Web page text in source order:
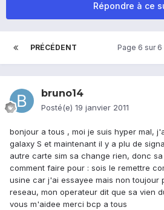
Répondre à ce
PRÉCÉDENT Page 6 sur 6
bruno14
Posté(e) 19 janvier 2011
bonjour a tous , moi je suis hyper mal,
galaxy S et maintenant il y a plu de
autre carte sim sa change rien, donc
comment faire pour : sois le remettre
usine car j'ai essayee mais non toujour
reseau, mon operateur dit que sa vien
vous m'aidee merci bcp a tous